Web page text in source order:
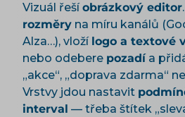
Vizuál řešíobrázkový editor
rozměry na míru kanálů
Alza…), vloží logo a textové
nebo odebere pozadía
„akce“, „doprava zdarma“
Vrstvy jdou nastavit
interval — třeba štítek